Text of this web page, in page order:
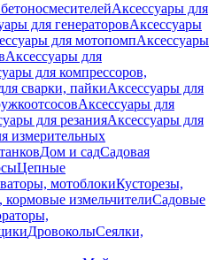
Аксессуары для
для генераторовАксессуары
для мотопомпАксессуары
Аксессуары для
для компрессоров,
сварки, пайкиАксессуары для
Аксессуары для
для резанияАксессуары для
измерительных
Дом и садСадовая
Цепные
мотоблокиКусторезы,
кормовые измельчителиСадовые
ДровоколыСеялки,